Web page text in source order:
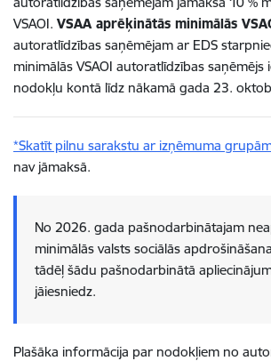
VSAOI. VSAA aprēķinātās minimālās
autoratlīdzības saņēmējam ar EDS
minimālās VSAOI autoratlīdzības saņēmējs
nodokļu kontā līdz nākamā gada 23.
*Skatīt pilnu sarakstu ar izņēmuma
nav jāmaksā.
No 2026. gada pašnodarbinātajam
minimālās valsts sociālās
tādēļ šādu pašnodarbinātā
jāiesniedz.
Plašāka informācija par nodokļiem no